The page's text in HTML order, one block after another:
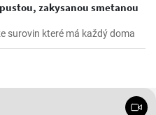
zakysanou smetanou
surovin které má každý doma